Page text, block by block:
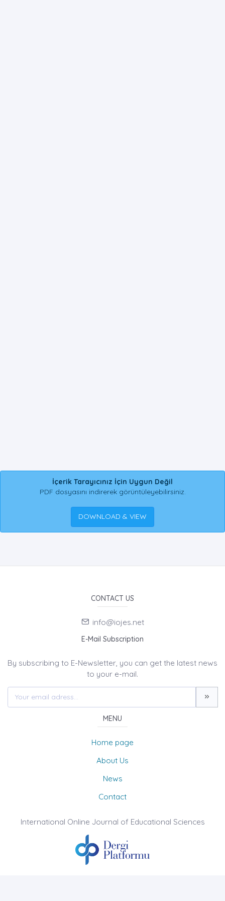
İçerik Tarayıcınız İçin Uygun Değil
PDF dosyasını indirerek görüntüleyebilirsiniz.
DOWNLOAD & VIEW
CONTACT US
info@iojes.net
E-Mail Subscription
By subscribing to E-Newsletter, you can get the latest news
to your e-mail.
MENU
Home page
About Us
News
Contact
International Online Journal of Educational Sciences